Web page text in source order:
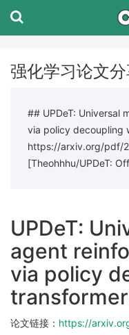
强化学习论文
## UPDeT: Universal
via policy decoupling
https://arxiv.org/pdf/
[Theohhhu/UPDeT:
UPDeT:
agent
via policy
论文链接： https://